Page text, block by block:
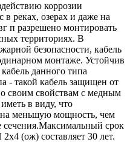
коррозии
в реках, озерах и даже на
п разрешено монтировать
территориях. В
безопасности, кабель
монтаже. Устойчив
данного типа
- такой кабель защищен от
своим свойствам с медным
в виду, что
меньшую мощность, чем
срок
(ож) составляет 30 лет.